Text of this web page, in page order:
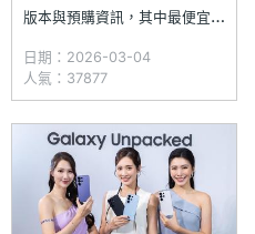
版本與預購資訊，其中最便宜的
30,900 元起，價格最高的則是
Galaxy S26 Ultra 的 1TB 容量
版本，建議售價 59,900 元。三
星 Galaxy S26、Galaxy S2
日期：2026-03-04
人氣：37877